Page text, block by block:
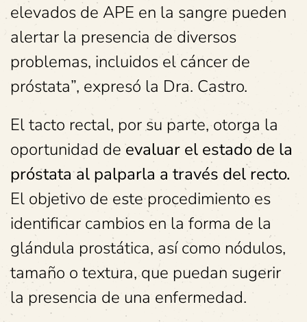
elevados de APE en la sangre pueden
alertar la presencia de diversos
problemas, incluidos el cáncer de
próstata”, expresó la Dra. Castro.
El tacto rectal, por su parte, otorga la
oportunidad deevaluar el estado de la
próstata al palparla a través del recto.
El objetivo de este procedimiento es
identificar cambios en la forma de la
glándula prostática, así como nódulos,
tamaño o textura, que puedan sugerir
la presencia de una enfermedad.